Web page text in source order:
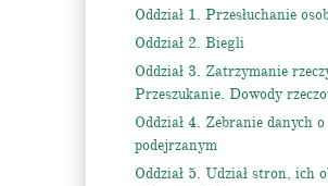
Oddział 1. Przesłuchanie
Oddział 2. Biegli
Oddział 3. Zatrzymanie
Przeszukanie. Dowody
Oddział 4. Zebranie danych o
podejrzanym
Oddział 5. Udział stron, ich